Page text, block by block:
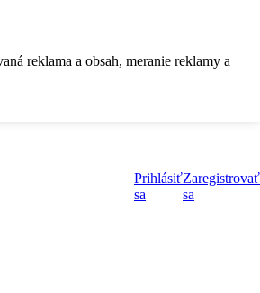
reklama a obsah, meranie reklamy a
Prihlásiť
sa
Zaregistrovať
sa